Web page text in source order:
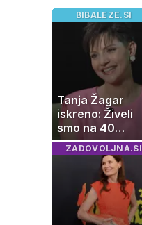
BIBALEZE.SI
Tanja Žagar
iskreno: Živeli
smo na 40
kvadratih, a
imela sem vse,
kar otrok
potrebuje
ZADOVOLJNA.SI